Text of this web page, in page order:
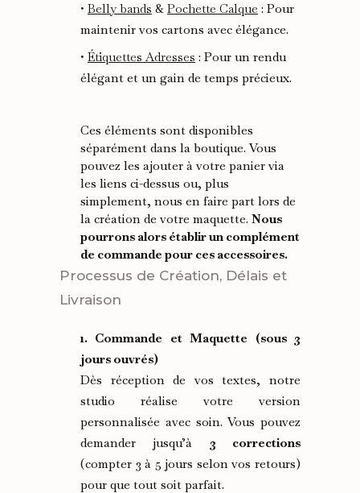
• Belly bands & Pochette Calque : Pour
maintenir vos cartons avec élégance.
• Étiquettes Adresses : Pour un rendu
élégant et un gain de temps précieux.
Ces éléments sont disponibles
séparément dans la boutique. Vous
pouvez les ajouter à votre panier via
les liens ci-dessus ou, plus
simplement, nous en faire part lors de
la création de votre maquette. Nous
pourrons alors établir un complément
de commande pour ces accessoires.
Processus de Création, Délais et
Livraison
1. Commande et Maquette (sous 3
jours ouvrés)
Dès réception de vos textes, notre
studio réalise votre version
personnalisée avec soin. Vous pouvez
demander jusqu’à 3 corrections
(compter 3 à 5 jours selon vos retours)
pour que tout soit parfait.